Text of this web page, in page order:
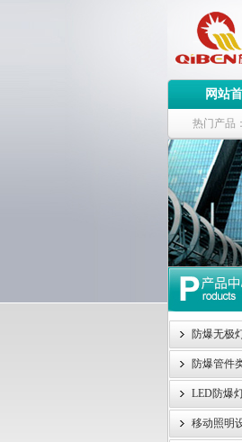
网站
热门产品：
栏式无极
防爆泛光
防爆无极
防爆管件
LED防爆
移动照明